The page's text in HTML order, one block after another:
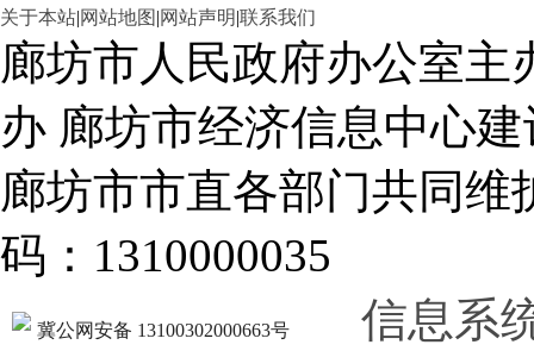
关于本站|网站地图 |网站声明|联系我们
廊坊市人民政府办公室
办 廊坊市经济信息中心建
廊坊市市直各部门共同
码：1310000035
冀公网安备 13100302000663号 信息系